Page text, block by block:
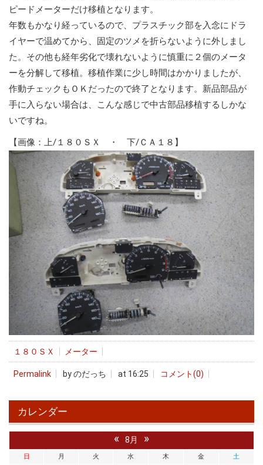
ピードメーターだけ移植となります。
年数もかなり経っているので、プラスチック部を入念にドラ
イヤーで温めてから、固定のツメを折らないように外しまし
た。その他も経年劣化で壊れないように慎重に２個のメータ
ーを分解して移植。移植作業に少し時間はかかりましたが、
作動チェックもＯＫだったので終了となります。新品部品が
手に入らない場合は、こんな感じで中古部品移植するしかな
いですね。
【画像：上/１８０ＳＸ ・ 下/ＣＡ１８】
１８０ＳＸ メーター
Permalink by のだっち at 16:25 コメント(0)
カレンダー
« 8月 »
日 月 火 水 木 金 土